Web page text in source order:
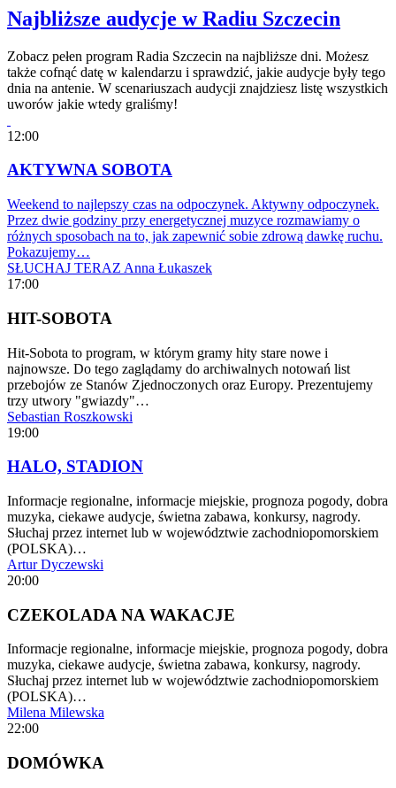
Najbliższe audycje w Radiu Szczecin
Zobacz pełen program Radia Szczecin na najbliższe dni. Możesz
także cofnąć datę w kalendarzu i sprawdzić, jakie audycje były tego
dnia na antenie. W scenariuszach audycji znajdziesz listę wszystkich
uworów jakie wtedy graliśmy!
12:00
AKTYWNA SOBOTA
Weekend to najlepszy czas na odpoczynek. Aktywny odpoczynek.
Przez dwie godziny przy energetycznej muzyce rozmawiamy o
różnych sposobach na to, jak zapewnić sobie zdrową dawkę ruchu.
Pokazujemy…
SŁUCHAJ TERAZ Anna Łukaszek
17:00
HIT-SOBOTA
Hit-Sobota to program, w którym gramy hity stare nowe i
najnowsze. Do tego zaglądamy do archiwalnych notowań list
przebojów ze Stanów Zjednoczonych oraz Europy. Prezentujemy
trzy utwory "gwiazdy"…
Sebastian Roszkowski
19:00
HALO, STADION
Informacje regionalne, informacje miejskie, prognoza pogody, dobra
muzyka, ciekawe audycje, świetna zabawa, konkursy, nagrody.
Słuchaj przez internet lub w województwie zachodniopomorskiem
(POLSKA)…
Artur Dyczewski
20:00
CZEKOLADA NA WAKACJE
Informacje regionalne, informacje miejskie, prognoza pogody, dobra
muzyka, ciekawe audycje, świetna zabawa, konkursy, nagrody.
Słuchaj przez internet lub w województwie zachodniopomorskiem
(POLSKA)…
Milena Milewska
22:00
DOMÓWKA